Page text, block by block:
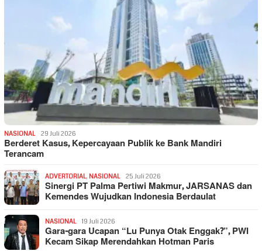
NASIONAL 29 Juli 2026
Berderet Kasus, Kepercayaan Publik ke Bank Mandiri
Terancam
ADVERTORIAL, NASIONAL 25 Juli 2026
Sinergi PT Palma Pertiwi Makmur, JARSANAS dan
Kemendes Wujudkan Indonesia Berdaulat
NASIONAL 19 Juli 2026
Gara-gara Ucapan “Lu Punya Otak Enggak?”, PWI
Kecam Sikap Merendahkan Hotman Paris